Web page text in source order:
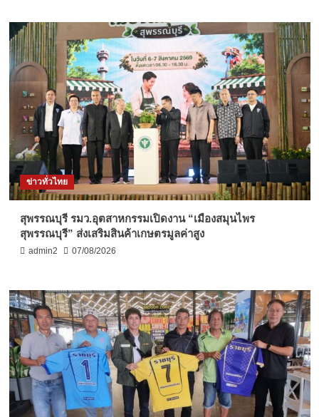
ข่าวทั่วไทย
สุพรรณบุรี รมว.อุตสาหกรรมเปิดงาน “เมืองสมุนไพร
สุพรรณบุรี” ส่งเสริมสินค้าเกษตรมูลค่าสูง
admin2 07/08/2026